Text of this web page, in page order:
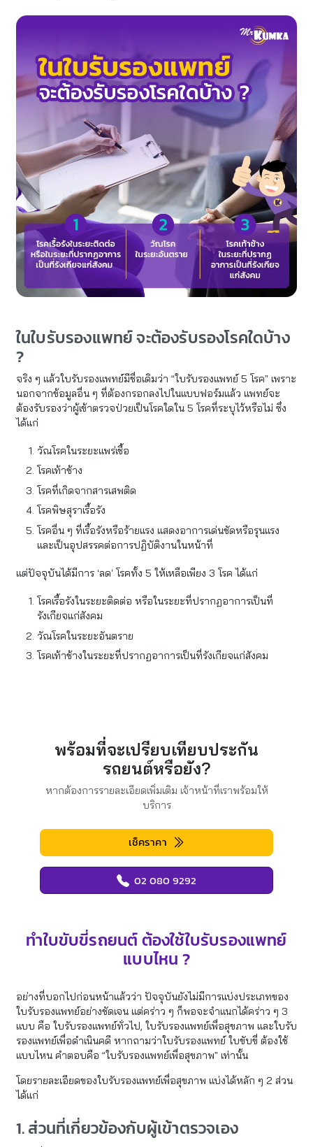
ในใบรับรองแพทย์ จะต้องรับรองโรคใดบ้าง
?
จริง ๆ แล้วใบรับรองแพทย์มีชื่อเดิมว่า “ใบรับรองแพทย์ 5 โรค” เพราะ
นอกจากข้อมูลอื่น ๆ ที่ต้องกรอกลงไปในแบบฟอร์มแล้ว แพทย์จะ
ต้องรับรองว่าผู้เข้าตรวจป่วยเป็นโรคใดใน 5 โรคที่ระบุไว้หรือไม่ ซึ่ง
ได้แก่
วัณโรคในระยะแพร่เชื้อ
โรคเท้าช้าง
โรคที่เกิดจากสารเสพติด
โรคพิษสุราเรื้อรัง
โรคอื่น ๆ ที่เรื้อรังหรือร้ายแรง แสดงอาการเด่นชัดหรือรุนแรง
และเป็นอุปสรรคต่อการปฏิบัติงานในหน้าที่
แต่ปัจจุบันได้มีการ ‘ลด’ โรคทั้ง 5 ให้เหลือเพียง 3 โรค ได้แก่
โรคเรื้อรังในระยะติดต่อ หรือในระยะที่ปรากฏอาการเป็นที่
รังเกียจแก่สังคม
วัณโรคในระยะอันตราย
โรคเท้าช้างในระยะที่ปรากฏอาการเป็นที่รังเกียจแก่สังคม
พร้อมที่จะเปรียบเทียบประกัน
รถยนต์หรือยัง?
หากต้องการรายละเอียดเพิ่มเติม เจ้าหน้าที่เราพร้อมให้
บริการ
เช็คราคา
02 080 9292
ทำใบขับขี่รถยนต์ ต้องใช้ใบรับรองแพทย์
แบบไหน ?
อย่างที่บอกไปก่อนหน้าแล้วว่า ปัจจุบันยังไม่มีการแบ่งประเภทของ
ใบรับรองแพทย์อย่างชัดเจน แต่คร่าว ๆ ก็พอจะจำแนกได้คร่าว ๆ 3
แบบ คือ ใบรับรองแพทย์ทั่วไป, ใบรับรองแพทย์เพื่อสุขภาพ และใบรับ
รองแพทย์เพื่อดำเนินคดี หากถามว่าใบรับรองแพทย์ ใบขับขี่ ต้องใช้
แบบไหน คำตอบคือ “ใบรับรองแพทย์เพื่อสุขภาพ” เท่านั้น
โดยรายละเอียดของใบรับรองแพทย์เพื่อสุขภาพ แบ่งได้หลัก ๆ 2 ส่วน
ได้แก่
1. ส่วนที่เกี่ยวข้องกับผู้เข้าตรวจเอง